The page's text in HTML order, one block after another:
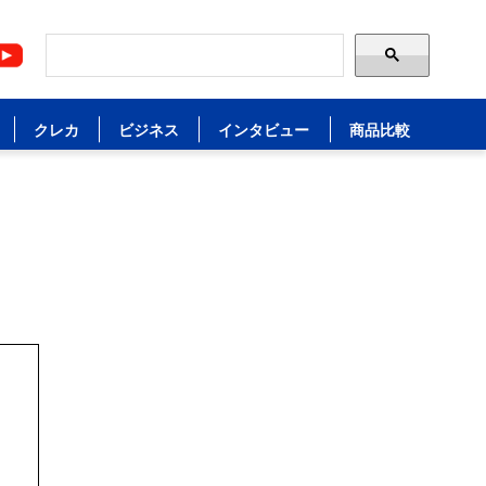
クレカ ビジネス インタビュー 商品比較